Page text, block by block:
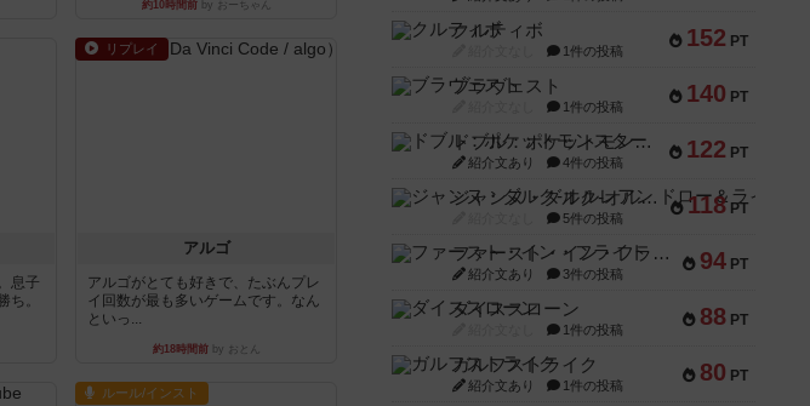
約10時間前by おーちゃん
息子
ち。
リプレイ
アルゴ
アルゴがとても好きで、たぶんプレ
イ回数が最も多いゲームです。なん
といっ...
約18時間前by おとん
ルール/インスト
152 PT
クルティボ
1件の投稿
140 PT
ブラヴェスト
1件の投稿
122 PT
ドブル：ポケットモンスター
紹介文あり 4件の投稿
118 PT
ジャンヌ・ダルク-オルレアン ドロー＆ライト
5件の投稿
94 PT
ファースト・イン・フライト
紹介文あり 3件の投稿
88 PT
ダイススローン
1件の投稿
80 PT
ガルフストライク
紹介文あり 1件の投稿